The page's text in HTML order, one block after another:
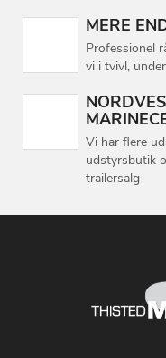
MERE
Professionel
vi i tvivl,
Vi har flere
udstyrsbutik
trailersalg